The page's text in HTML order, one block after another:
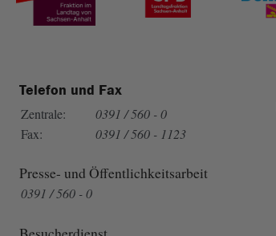
Telefon und Fax
Zentrale:
0391 / 560 - 0
Fax:
0391 / 560 - 1123
Presse- und Öffentlichkeitsarbeit
0391 / 560 - 0